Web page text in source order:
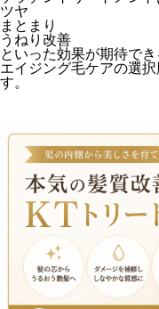
ツヤ
まとまり
うねり改善
といった効果が期待でき
エイジング毛ケアの選
す。